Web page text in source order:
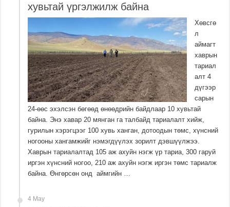
хувьтай үргэлжилж байна
Хөвсгө
л
аймагт
хаврын
тариал
алт 4
дүгээр
сарын
24-өөс эхэлсэн бөгөөд өнөөдрийн байдлаар 10 хувьтай
байна. Энэ хавар 20 мянган га талбайд тариалалт хийж,
гурилын хэрэгцээг 100 хувь ханган, дотоодын төмс, хүнсний
ногооны хангамжийг нэмэгдүүлэх зорилт дэвшүүлжээ.
Хаврын тариалалтад 105 аж ахуйн нэгж үр тариа, 300 гаруй
иргэн хүнсний ногоо, 210 аж ахуйн нэгж иргэн төмс тариалж
байна. Өнгөрсөн онд аймгийн …
4 May